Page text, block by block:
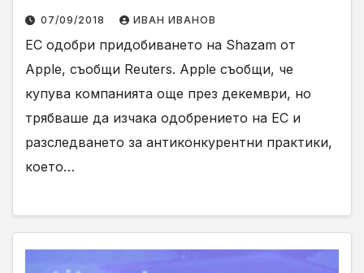
07/09/2018 ИВАН ИВАНОВ
ЕС одобри придобиването на Shazam от
Apple, съобщи Reuters. Apple съобщи, че
купува компанията още през декември, но
трябваше да изчака одобрението на ЕС и
разследването за антиконкурентни практики,
което…